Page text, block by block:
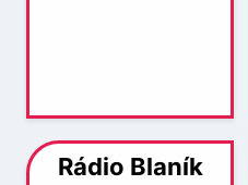
Rádio Blaník